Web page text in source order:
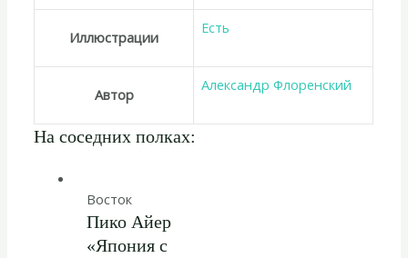
Иллюстрации
Есть
Автор
Александр Флоренский
На соседних полках:
Восток
Пико Айер
«Япония с